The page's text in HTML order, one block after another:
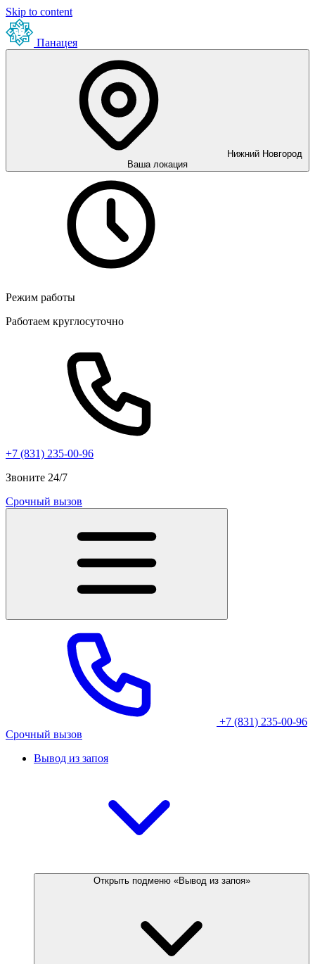
Skip to content
Панацея
Нижний Новгород
Ваша локация
Режим работы
Работаем круглосуточно
+7 (831) 235-00-96
Звоните 24/7
Срочный вызов
+7 (831) 235-00-96
Срочный вызов
Вывод из запоя
Открыть подменю «Вывод из запоя»